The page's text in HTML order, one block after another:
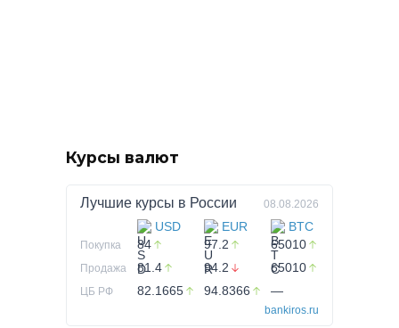
Курсы валют
Лучшие курсы в России 08.08.2026
USD EUR BTC
Покупка 84 97.2 65010
Продажа 81.4 94.2 65010
ЦБ РФ 82.1665 94.8366 —
bankiros.ru